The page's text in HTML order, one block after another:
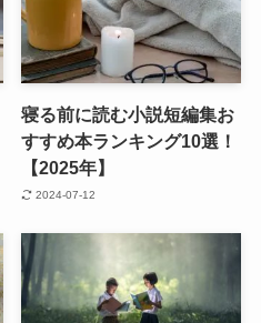
寝る前に読む小説短編集お
すすめ本ランキング10選！
【2025年】
2024-07-12